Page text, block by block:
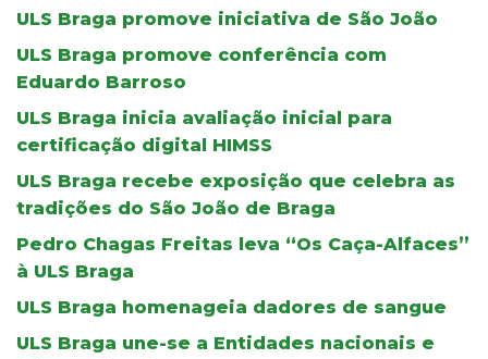
ULS Braga promove iniciativa de São João
ULS Braga promove conferência com
Eduardo Barroso
ULS Braga inicia avaliação inicial para
certificação digital HIMSS
ULS Braga recebe exposição que celebra as
tradições do São João de Braga
Pedro Chagas Freitas leva “Os Caça-Alfaces”
à ULS Braga
ULS Braga homenageia dadores de sangue
ULS Braga une-se a Entidades nacionais e